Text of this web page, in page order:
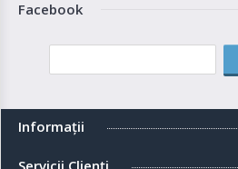
Facebook
Informaţii
Servicii Clienţi